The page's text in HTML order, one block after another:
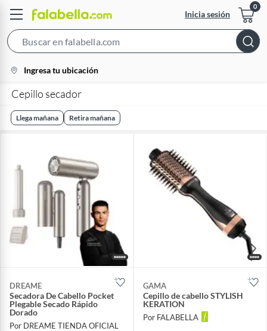
Inicia sesión
Bar
location-
icon
Ingresa tu ubicación
Cepillo secador
Llega mañana Retira mañana
DREAME
Secadora De Cabello Pocket
Plegable Secado Rápido
Dorado
Por DREAME TIENDA OFICIAL
GAMA
Cepillo de cabello STYLISH
KERATION
Por FALABELLA